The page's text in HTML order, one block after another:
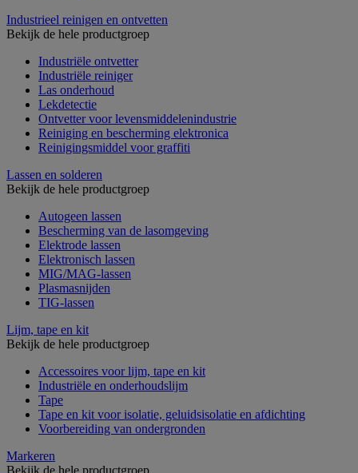
Industrieel reinigen en ontvetten
Bekijk de hele productgroep
Industriële ontvetter
Industriële reiniger
Las onderhoud
Lekdetectie
Ontvetter voor levensmiddelenindustrie
Reiniging en bescherming elektronica
Reinigingsmiddel voor graffiti
Lassen en solderen
Bekijk de hele productgroep
Autogeen lassen
Bescherming van de lasomgeving
Elektrode lassen
Elektronisch lassen
MIG/MAG-lassen
Plasmasnijden
TIG-lassen
Lijm, tape en kit
Bekijk de hele productgroep
Accessoires voor lijm, tape en kit
Industriële en onderhoudslijm
Tape
Tape en kit voor isolatie, geluidsisolatie en afdichting
Voorbereiding van ondergronden
Markeren
Bekijk de hele productgroep